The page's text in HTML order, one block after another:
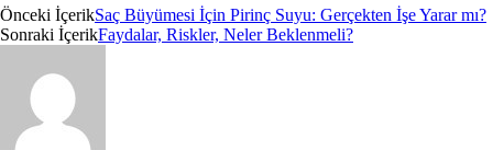
Önceki İçerikSaç Büyümesi İçin Pirinç Suyu: Gerçekten İşe Yarar mı?
Sonraki İçerikFaydalar, Riskler, Neler Beklenmeli?